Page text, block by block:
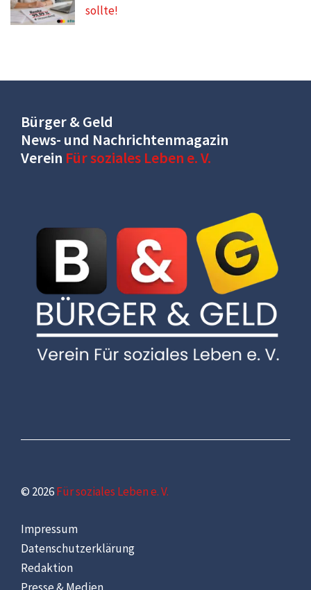
sollte!
Bürger & Geld
News- und Nachrichtenmagazin
Verein Für soziales Leben e. V.
© 2026Für soziales Leben e. V.
Impressum
Datenschutzerklärung
Redaktion